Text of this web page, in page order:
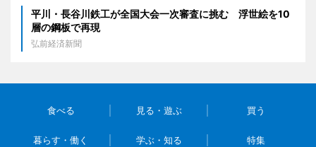
平川・長谷川鉄工が全国大会一次審査に挑む 浮世絵を10
層の鋼板で再現
弘前経済新聞
食べる 見る・遊ぶ 買う
暮らす・働く 学ぶ・知る 特集